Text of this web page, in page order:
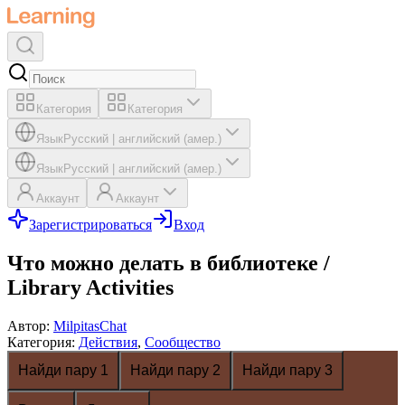
Категория Категория
ЯзыкРусский английский (амер.)
ЯзыкРусский английский (амер.)
Аккаунт Аккаунт
Зарегистрироваться Вход
Что можно делать в библиотеке /
Library Activities
Автор: MilpitasChat
Категория: Действия, Сообщество
Найди пару 1
Найди пару 2 Найди пару 3